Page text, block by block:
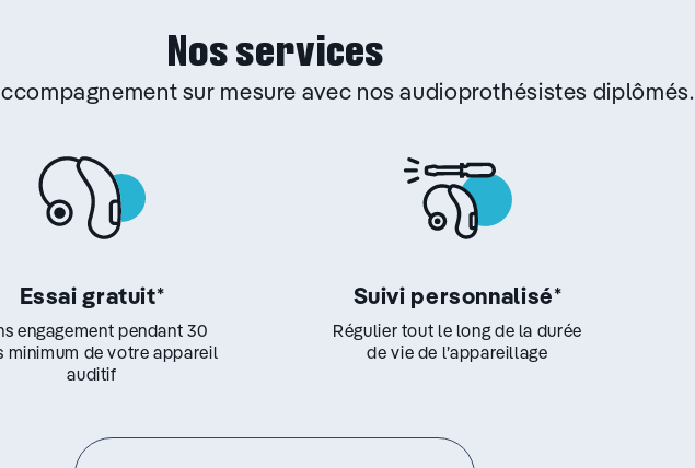
Nos services
sur mesure avec nos audioprothésistes diplômés.
Essai gratuit*
engagement pendant 30
minimum de votre appareil
auditif
Suivi personnalisé*
Régulier tout le long de la durée
de vie de l’appareillage